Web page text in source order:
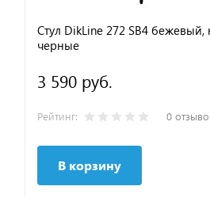
Стул DikLine 272 SB4 бежевый,
черные
3 590 руб.
Рейтинг: 0
В корзину